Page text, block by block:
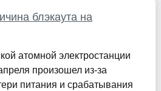
блэкаута на
атомной электростанции
произошел из-за
питания и срабатывания